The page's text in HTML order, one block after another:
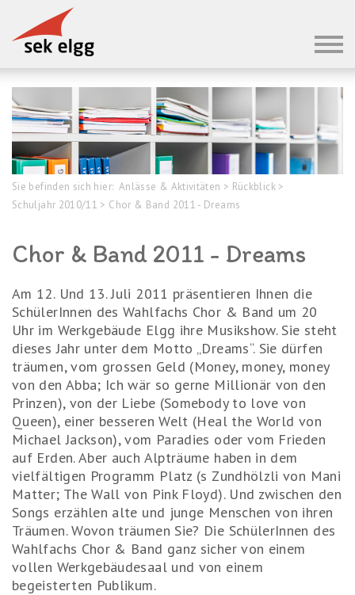
Sie befinden sich hier: Anlässe & Aktivitäten > Rückblick >
Schuljahr 2010/11 > Chor & Band 2011 - Dreams
Chor & Band 2011 - Dreams
Am 12. Und 13. Juli 2011 präsentieren Ihnen die
SchülerInnen des Wahlfachs Chor & Band um 20
Uhr im Werkgebäude Elgg ihre Musikshow. Sie steht
dieses Jahr unter dem Motto „Dreams“. Sie dürfen
träumen, vom grossen Geld (Money, money, money
von den Abba; Ich wär so gerne Millionär von den
Prinzen), von der Liebe (Somebody to love von
Queen), einer besseren Welt (Heal the World von
Michael Jackson), vom Paradies oder vom Frieden
auf Erden. Aber auch Alpträume haben in dem
vielfältigen Programm Platz (s Zundhölzli von Mani
Matter; The Wall von Pink Floyd). Und zwischen den
Songs erzählen alte und junge Menschen von ihren
Träumen. Wovon träumen Sie? Die SchülerInnen des
Wahlfachs Chor & Band ganz sicher von einem
vollen Werkgebäudesaal und von einem
begeisterten Publikum.